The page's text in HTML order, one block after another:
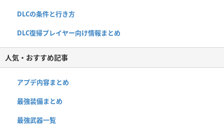
DLCの条件と行き方
DLC復帰プレイヤー向け情報まとめ
人気・おすすめ記事
アプデ内容まとめ
最強装備まとめ
最強武器一覧